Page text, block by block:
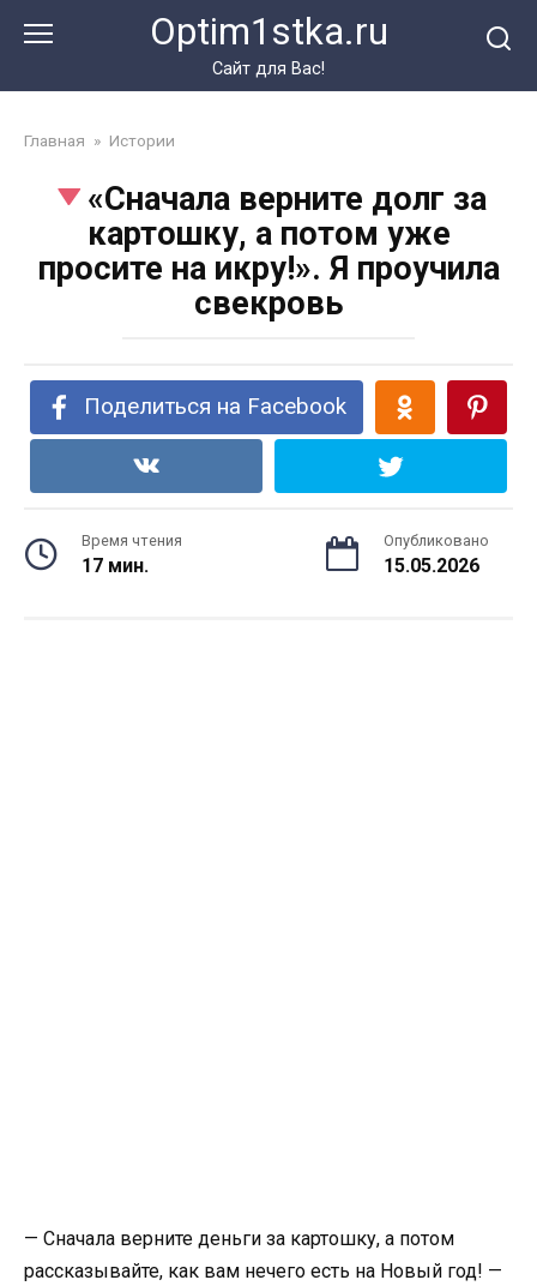
Optim1stka.ru
Сайт для Вас!
Главная » Истории
«Сначала верните долг за
картошку, а потом уже
просите на икру!». Я проучила
свекровь
Поделиться на Facebook
Время чтения
17 мин.
Опубликовано
15.05.2026
— Сначала верните деньги за картошку, а потом
рассказывайте, как вам нечего есть на Новый год! —